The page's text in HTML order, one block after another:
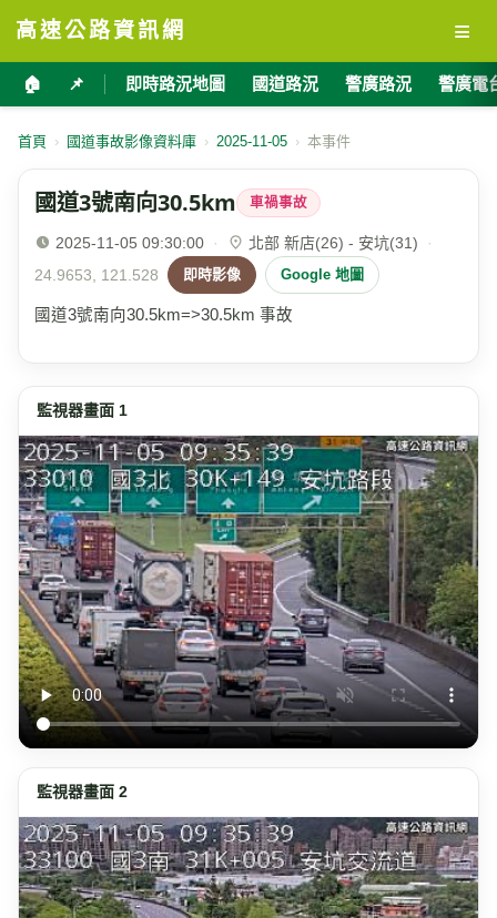
高速公路資訊網 ≡
🏠 📌 即時路況地圖 國道路況 警廣路況 警廣電
首頁 › 國道事故影像資料庫 › 2025-11-05 › 本事件
國道3號南向30.5km 車禍事故
2025-11-05 09:30:00 · 北部 新店(26) - 安坑(31)
·
24.9653, 121.528
即時影像 Google 地圖
國道3號南向30.5km=>30.5km 事故
監視器畫面 1
監視器畫面 2